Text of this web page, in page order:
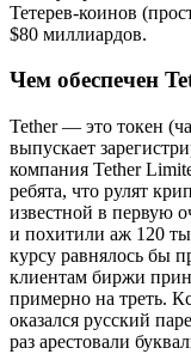
Тетерев-коинов
$80 миллиардов.
Чем обеспечен
Tether — это токен
выпускает
компания Tether
ребята, что рулят
известной в первую
и похитили аж 120
курсу равнялось бы
клиентам биржи
примерно на треть.
оказался русский
раз арестовали